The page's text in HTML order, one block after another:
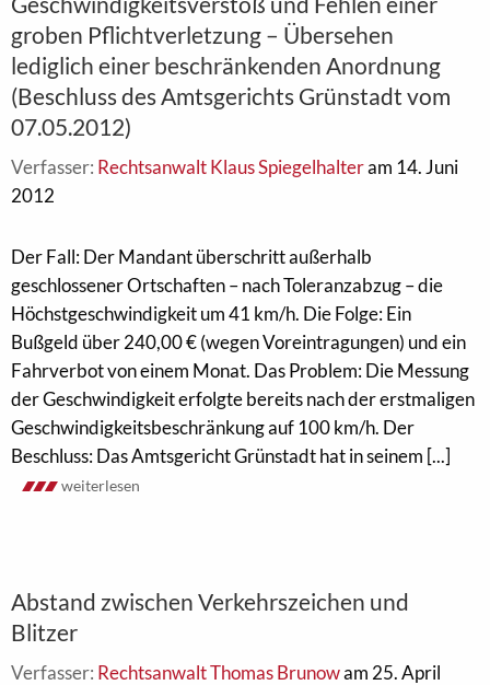
groben Pflichtverletzung – Übersehen
lediglich einer beschränkenden Anordnung
(Beschluss des Amtsgerichts Grünstadt vom
07.05.2012)
Verfasser: Rechtsanwalt Klaus Spiegelhalteram 14. Juni
2012
Der Fall: Der Mandant überschritt außerhalb
geschlossener Ortschaften – nach Toleranzabzug – die
Höchstgeschwindigkeit um 41 km/h. Die Folge: Ein
Bußgeld über 240,00 € (wegen Voreintragungen) und ein
Fahrverbot von einem Monat. Das Problem: Die Messung
der Geschwindigkeit erfolgte bereits nach der erstmaligen
Geschwindigkeitsbeschränkung auf 100 km/h. Der
Beschluss: Das Amtsgericht Grünstadt hat in seinem [...]
weiterlesen
Abstand zwischen Verkehrszeichen und
Blitzer
Verfasser: Rechtsanwalt Thomas Brunowam 25. April